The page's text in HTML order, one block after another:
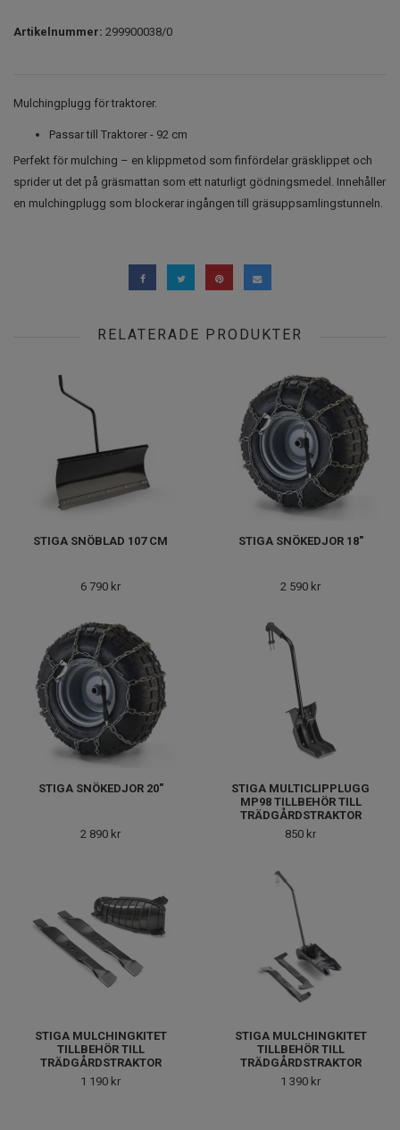
Artikelnummer: 299900038/0
Mulchingplugg för traktorer.
Passar till Traktorer - 92 cm
Perfekt för mulching – en klippmetod som finfördelar gräsklippet och
sprider ut det på gräsmattan som ett naturligt gödningsmedel. Innehåller
en mulchingplugg som blockerar ingången till gräsuppsamlingstunneln.
RELATERADE PRODUKTER
STIGA SNÖBLAD 107 CM
6 790 kr
STIGA SNÖKEDJOR 18"
2 590 kr
STIGA SNÖKEDJOR 20"
2 890 kr
STIGA MULTICLIPPLUGG
MP98 TILLBEHÖR TILL
TRÄDGÅRDSTRAKTOR
850 kr
STIGA MULCHINGKITET
TILLBEHÖR TILL
TRÄDGÅRDSTRAKTOR
1 190 kr
STIGA MULCHINGKITET
TILLBEHÖR TILL
TRÄDGÅRDSTRAKTOR
1 390 kr